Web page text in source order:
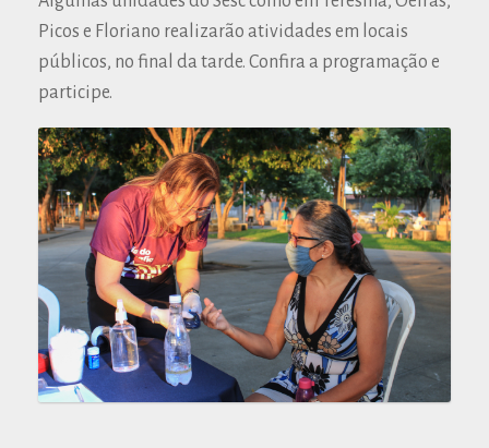
Picos e Floriano realizarão atividades em locais
públicos, no final da tarde. Confira a programação e
participe.